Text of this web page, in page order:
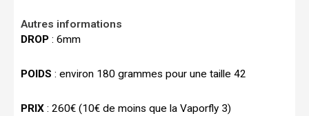
Autres informations
DROP : 6mm
POIDS : environ 180 grammes pour une taille 42
PRIX : 260€ (10€ de moins que la Vaporfly 3)